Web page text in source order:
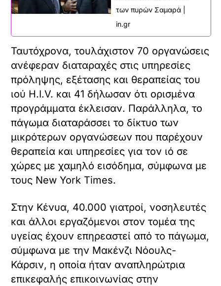
των πυρών Σαμαρά |
in.gr
Ταυτόχρονα, τουλάχιστον 70 οργανώσεις
ανέφεραν διαταραχές στις υπηρεσίες
πρόληψης, εξέτασης και θεραπείας του
ιού H.I.V. και 41 δήλωσαν ότι ορισμένα
προγράμματα έκλεισαν. Παράλληλα, το
πάγωμα διαταράσσει το δίκτυο των
μικρότερων οργανώσεων που παρέχουν
θεραπεία και υπηρεσίες για τον ιό σε
χώρες με χαμηλό εισόδημα, σύμφωνα με
τους New York Times.
Στην Κένυα, 40.000 γιατροί, νοσηλευτές
και άλλοι εργαζόμενοι στον τομέα της
υγείας έχουν επηρεαστεί από το πάγωμα,
σύμφωνα με την Μακένζι Νόουλς-
Κάρσιν, η οποία ήταν αναπληρώτρια
επικεφαλής επικοινωνίας στην